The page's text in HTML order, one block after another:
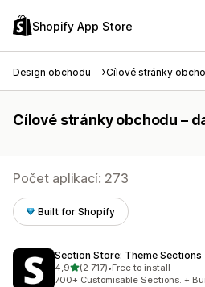
Shopify App Store
Design obchodu Cílové stránky
Cílové stránky obchodu –
Počet aplikací: 273
Built for Shopify
Section Store: Theme Sections
4,9z 5 hvězd
(2 717)
Celkový počet recenzí: 2717
•Free to install
700+ Customisable Sections. +